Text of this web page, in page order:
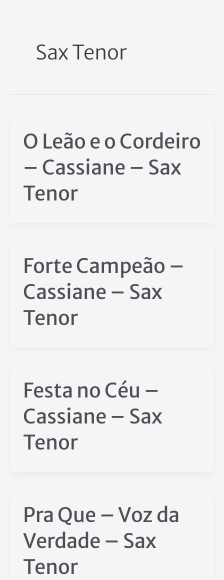
Sax Tenor
O Leão e o Cordeiro
– Cassiane – Sax
Tenor
Forte Campeão –
Cassiane – Sax
Tenor
Festa no Céu –
Cassiane – Sax
Tenor
Pra Que – Voz da
Verdade – Sax
Tenor